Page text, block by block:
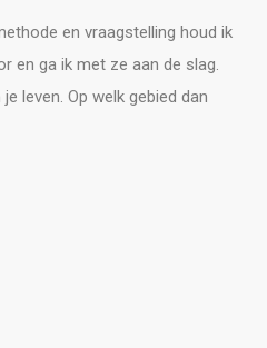
en vraagstelling houd ik
en ga ik met ze aan de slag.
leven. Op welk gebied dan